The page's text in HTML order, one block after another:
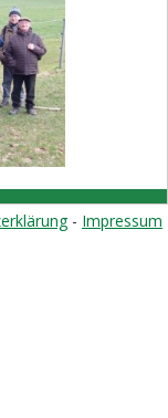
- Impressum